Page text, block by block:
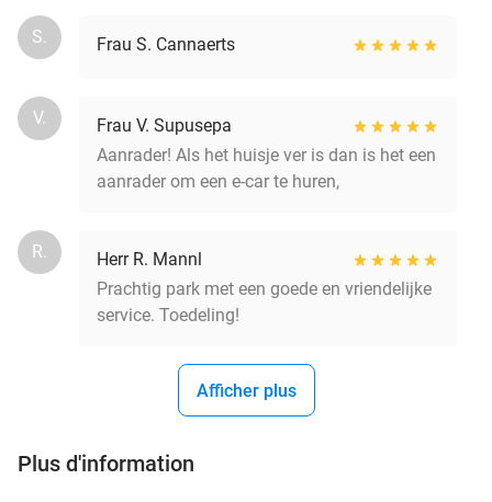
S. Frau S. Cannaerts
V.
Frau V. Supusepa
Aanrader! Als het huisje ver is dan is het een
aanrader om een e-car te huren,
R.
Herr R. Mannl
Prachtig park met een goede en vriendelijke
service. Toedeling!
Afficher plus
Plus d'information